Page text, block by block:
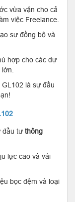
vừa vặn cho cả
việc Freelance.
sự đồng bộ và
hợp cho các dự
là sự đầu
đầu tư thông
lực cao và vải
bọc đệm và loại